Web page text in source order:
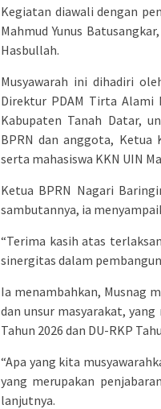
Kegiatan diawali dengan
Mahmud Yunus
Hasbullah.
Musyawarah ini dihadiri
Direktur PDAM Tirta Alami
Kabupaten Tanah Datar,
BPRN dan anggota, Ketua
serta mahasiswa KKN UIN
Ketua BPRN Nagari
sambutannya, ia
“Terima kasih atas
sinergitas dalam
Ia menambahkan, Musnag
dan unsur masyarakat,
Tahun 2026 dan DU-RKP
“Apa yang kita
yang merupakan
lanjutnya.